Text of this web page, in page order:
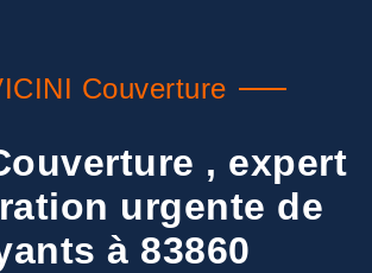
Couverture
, expert
urgente de
à 83860